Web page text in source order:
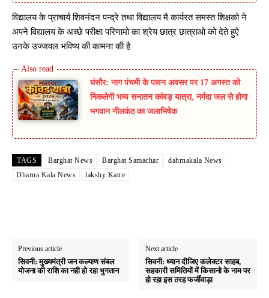
विद्यालय के प्राचार्य शिवनंदन पन्द्रे तथा विद्यालय मै कार्यरत समस्त शिक्षको ने
अपने विद्यालय के अच्छे परीक्षा परिणामो का श्रेय छात्र छात्राओ को देते हुऐ
उनके उज्जवल भविष्य की कामना की है
घंसौर: नाग पंचमी के पावन अवसर पर 17 अगस्त को
निकलेगी भव्य सनातन कांवड़ यात्रा, नर्मदा जल से होगा
भगवान नीलकंठ का जलाभिषेक
TAGS Barghat News Barghat Samachar
dahrnakala News
Dharna Kala News
lakshy Katre
Previous article
सिवनी: मुख्यमंत्री जन कल्याण संबल
योजना की राशि का नही हो रहा भुगतान
Next article
सिवनी: ध्यान दीजिए कलेक्टर साहब,
सहकारी समितियों में किसानो के नाम पर
हो रहा इस तरह फर्जीवाड़ा